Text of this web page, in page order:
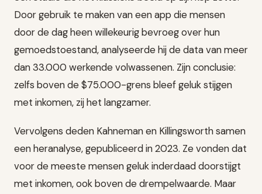
Door gebruik te maken van een app die mensen
door de dag heen willekeurig bevroeg over hun
gemoedstoestand, analyseerde hij de data van meer
dan 33.000 werkende volwassenen. Zijn conclusie:
zelfs boven de $75.000-grens bleef geluk stijgen
met inkomen, zij het langzamer.
Vervolgens deden Kahneman en Killingsworth samen
een heranalyse, gepubliceerd in 2023. Ze vonden dat
voor de meeste mensen geluk inderdaad doorstijgt
met inkomen, ook boven de drempelwaarde. Maar